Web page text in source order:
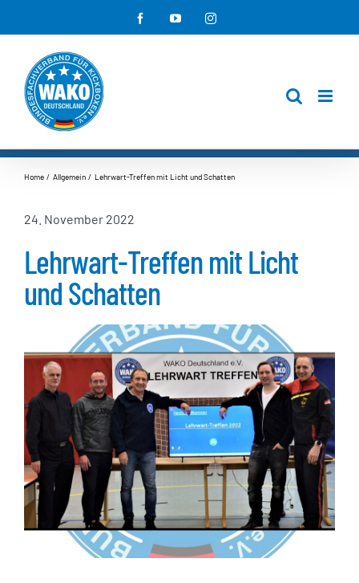
Inhalt
springen
FacebookYouTubeInstagram
Home Allgemein Lehrwart-Treffen mit Licht und Schatten
24. November 2022
Lehrwart-Treffen mit Licht
und Schatten